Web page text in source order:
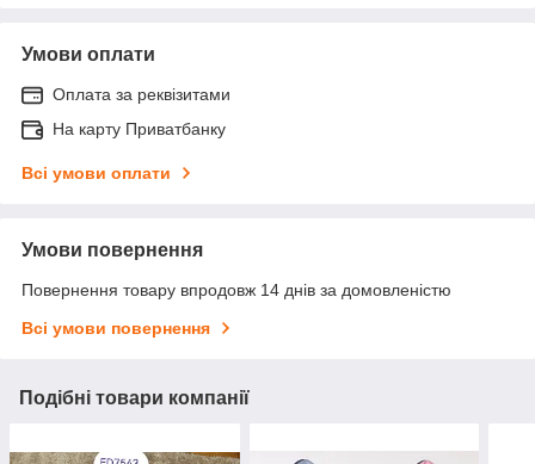
Умови оплати
Оплата за реквізитами
На карту Приватбанку
Всі умови оплати
Умови повернення
Повернення товару впродовж 14 днів за домовленістю
Всі умови повернення
Подібні товари компанії